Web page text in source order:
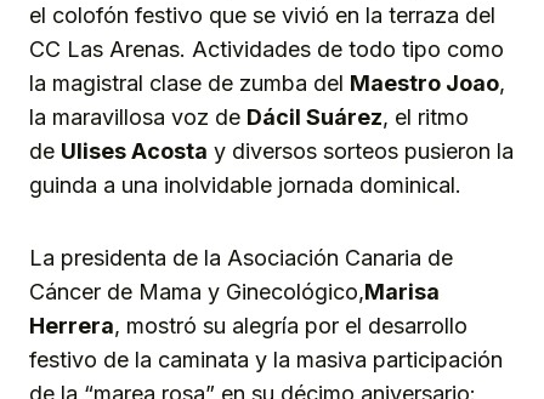
el colofón festivo que se vivió en la terraza del
CC Las Arenas. Actividades de todo tipo como
la magistral clase de zumba del Maestro Joao,
la maravillosa voz de Dácil Suárez, el ritmo
de UlisesAcosta y diversos sorteos pusieron la
guinda a una inolvidable jornada dominical.
La presidenta de la Asociación Canaria de
Cáncer de Mama y Ginecológico,Marisa
Herrera, mostró su alegría por el desarrollo
festivo de la caminata y la masiva participación
de la “marea rosa” en su décimo aniversario: